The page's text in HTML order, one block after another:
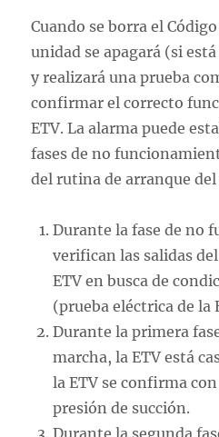
Cuando se borra el
unidad se apagará (si
y realizará una prueba
confirmar el correcto
ETV. La alarma puede
fases de no
del rutina de arranque
Durante la fase de no
verifican las salidas
ETV en busca de
(prueba eléctrica de la
Durante la primera
marcha, la ETV está
la ETV se confirma
presión de succión.
Durante la segunda